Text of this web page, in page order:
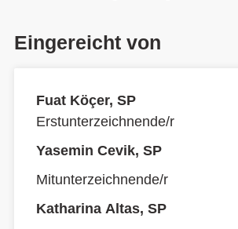
Eingereicht von
Fuat Köçer, SP
Erstunterzeichnende/r
Yasemin Cevik, SP
Mitunterzeichnende/r
Katharina Altas, SP